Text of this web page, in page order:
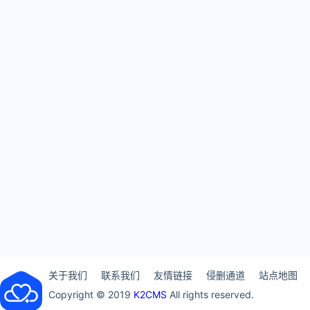
关于我们 联系我们 友情链接 侵删通道
站点地图
Copyright © 2019 K2CMS All rights reserved.